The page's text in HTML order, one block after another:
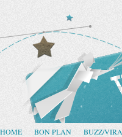
HOME BON PLAN BUZZ/